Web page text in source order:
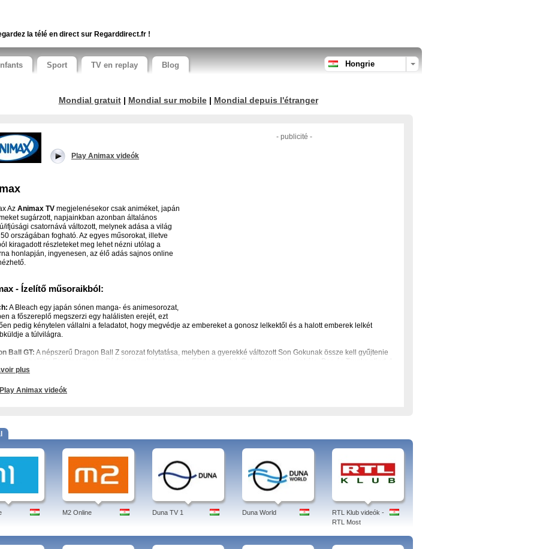
la télé en direct sur Regarddirect.fr !
Sport TV en replay Blog Hongrie
Mondial gratuit| Mondial sur mobile| Mondial depuis l'étranger
- publicité -
Play Animax videók
Az Animax TV megjelenésekor csak animéket, japán
sugárzott, napjainkban azonban általános
ifjúsági csatornává változott, melynek adása a világ
országában fogható. Az egyes műsorokat, illetve
kiragadott részleteket meg lehet nézni utólag a
honlapján, ingyenesen, az élő adás sajnos online
- Ízelítő műsoraikból:
A Bleach egy japán sónen manga- és animesorozat,
a főszereplő megszerzi egy halálisten erejét, ezt
pedig kénytelen vállalni a feladatot, hogy megvédje az embereket a gonosz lelkektől és a halott emberek lelkét
a túlvilágra.
Ball GT: A népszerű Dragon Ball Z sorozat folytatása, melyben a gyerekké változott Son Gokunak össze kell gyűjtenie
éven belül a Feketecsillagos Sárkánygömböket, vagy a Föld elpusztul. Goku, valamint unokája, Pan és Trunks elindul
hogy összegyűjtsék őket.
A Nana története a két, teljesen eltérő jellemű és természetű lány barátságáról, szerelmeikről , útkeresésükről és az
szól.
Penge, Rozsomák, Rómeó és Júlia, Trigun, Űrkadétok, Vasember, Vampire Knight, A dinoszauruszok királya, Blood+
műsor, anime list, magyar, tv-műsorok, műsor, sorozatok listája, tv online, wikipédia, naruto, régi mesék
plus
Play Animax videók
M2 Online Duna TV 1 Duna World
RTL Klub videók -
RTL Most